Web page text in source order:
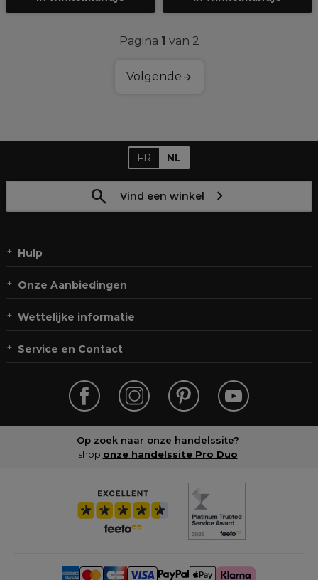
Pagina 1 van 2
Volgende
FR NL
Vind een winkel
Hulp
Onze Aanbiedingen
Wettelijke informatie
Service en Contact
Op zoek naar onze handelssite?
shop onze handelssite Pro Duo